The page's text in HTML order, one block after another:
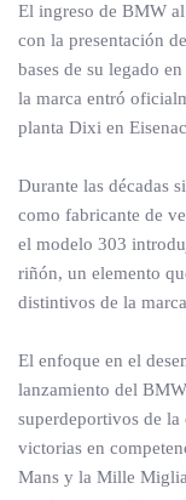
El ingreso de BMW
con la presentación
bases de su legado
la marca entró
planta Dixi en
Durante las décadas
como fabricante de
el modelo 303
riñón, un elemento
distintivos de la
El enfoque en el
lanzamiento del
superdeportivos de
victorias en
Mans y la Mille